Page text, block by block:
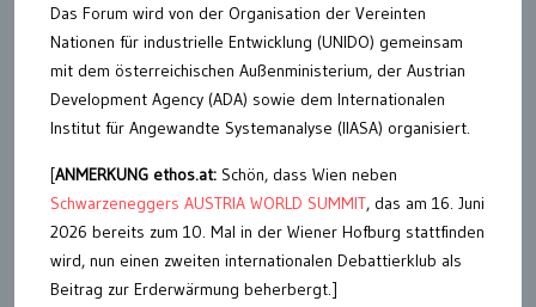
Das Forum wird von der Organisation der Vereinten
Nationen für industrielle Entwicklung (UNIDO) gemeinsam
mit dem österreichischen Außenministerium, der Austrian
Development Agency (ADA) sowie dem Internationalen
Institut für Angewandte Systemanalyse (IIASA) organisiert.
[ANMERKUNG ethos.at: Schön, dass Wien neben
Schwarzeneggers AUSTRIA WORLD SUMMIT, das am 16. Juni
2026 bereits zum 10. Mal in der Wiener Hofburg stattfinden
wird, nun einen zweiten internationalen Debattierklub als
Beitrag zur Erderwärmung beherbergt.]